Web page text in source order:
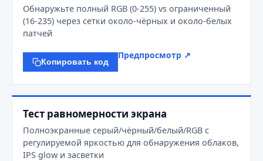
Обнаружьте полный RGB (0-255) vs ограниченный
(16-235) через сетки около-чёрных и около-белых
патчей
Копировать код
Предпросмотр ↗
Тест равномерности экрана
Полноэкранные серый/чёрный/белый/RGB с
регулируемой яркостью для обнаружения облаков,
IPS glow и засветки